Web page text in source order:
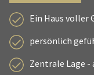
Ein Haus voller
persönlich
Zentrale Lage